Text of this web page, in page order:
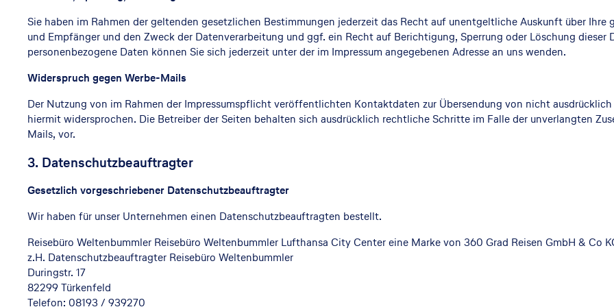
Sie haben im Rahmen der geltenden gesetzlichen Bestimmungen jederzeit das Recht auf unentgeltliche Auskunft über
und Empfänger und den Zweck der Datenverarbeitung und ggf. ein Recht auf Berichtigung, Sperrung oder Löschung dieser
personenbezogene Daten können Sie sich jederzeit unter der im Impressum angegebenen Adresse an uns wenden.
Widerspruch gegen Werbe-Mails
Der Nutzung von im Rahmen der Impressumspflicht veröffentlichten Kontaktdaten zur Übersendung von nicht
hiermit widersprochen. Die Betreiber der Seiten behalten sich ausdrücklich rechtliche Schritte im Falle der unverlangten
Mails, vor.
3. Datenschutzbeauftragter
Gesetzlich vorgeschriebener Datenschutzbeauftragter
Wir haben für unser Unternehmen einen Datenschutzbeauftragten bestellt.
Reisebüro Weltenbummler Reisebüro Weltenbummler Lufthansa City Center eine Marke von 360 Grad Reisen GmbH & Co
z.H. Datenschutzbeauftragter Reisebüro Weltenbummler
Duringstr. 17
82299 Türkenfeld
Telefon: 08193 / 939270